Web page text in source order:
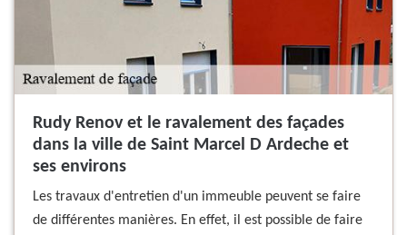
Rudy Renov et le ravalement des façades
dans la ville de Saint Marcel D Ardeche et
ses environs
Les travaux d'entretien d'un immeuble peuvent se faire
de différentes manières. En effet, il est possible de faire